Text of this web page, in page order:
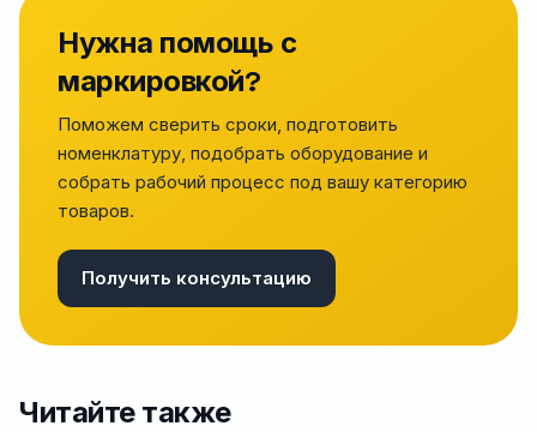
Нужна помощь с
маркировкой?
Поможем сверить сроки, подготовить
номенклатуру, подобрать оборудование и
собрать рабочий процесс под вашу категорию
товаров.
Получить консультацию
Читайте также